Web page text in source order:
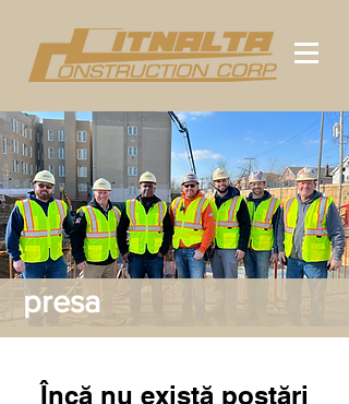
presa
Încă nu există postări